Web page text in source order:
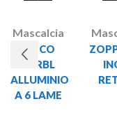
Mascalcia
DISCO
KERBL
ALLUMINIO
A 6 LAME